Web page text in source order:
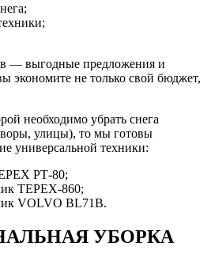
— выгодные предложения и
экономите не только свой бюджет,
необходимо убрать снега
улицы), то мы готовы
универсальной техники:
РТ-80;
ТЕРЕХ-860;
VOLVO BL71B.
УБОРКА